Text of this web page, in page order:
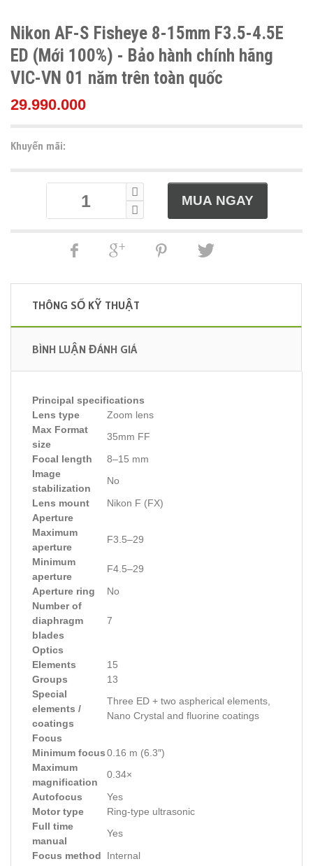
Nikon AF-S Fisheye 8-15mm F3.5-4.5E
ED (Mới 100%) - Bảo hành chính hãng
VIC-VN 01 năm trên toàn quốc
29.990.000
Khuyến mãi:
THÔNG SỐ KỸ THUẬT
BÌNH LUẬN ĐÁNH GIÁ
Principal specifications
Lens type
Zoom lens
Max Format
size
35mm FF
Focal length
8–15 mm
Image
stabilization
No
Lens mount
Nikon F (FX)
Aperture
Maximum
aperture
F3.5–29
Minimum
aperture
F4.5–29
Aperture ring
No
Number of
diaphragm
blades
7
Optics
Elements
15
Groups
13
Special
elements /
coatings
Three ED + two aspherical elements,
Nano Crystal and fluorine coatings
Focus
Minimum focus0.16 m (6.3″)
Maximum
magnification
0.34×
Autofocus
Yes
Motor type
Ring-type ultrasonic
Full time
manual
Yes
Focus method
Internal